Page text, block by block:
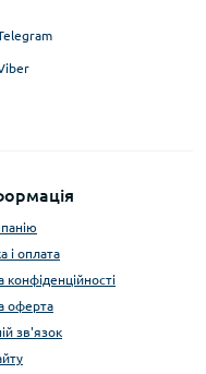
і оплата
конфіденційності
оферта
зв'язок